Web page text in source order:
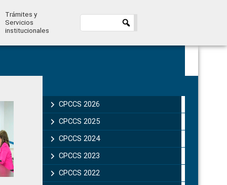
Trámites y
Servicios
institucionales
Sidebar
CPCCS 2026
CPCCS 2025
CPCCS 2024
CPCCS 2023
CPCCS 2022